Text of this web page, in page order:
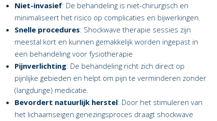
Niet-invasief: De behandeling is niet-chirurgisch en
minimaliseert het risico op complicaties en bijwerkingen.
Snelle procedures: Shockwave therapie sessies zijn
meestal kort en kunnen gemakkelijk worden ingepast in
een behandeling voor fysiotherapie
Pijnverlichting: De behandeling richt zich direct op
pijnlijke gebieden en helpt om pijn te verminderen zonder
(langdurige) medicatie.
Bevordert natuurlijk herstel: Door het stimuleren van
het lichaamseigen genezingsproces draagt shockwave